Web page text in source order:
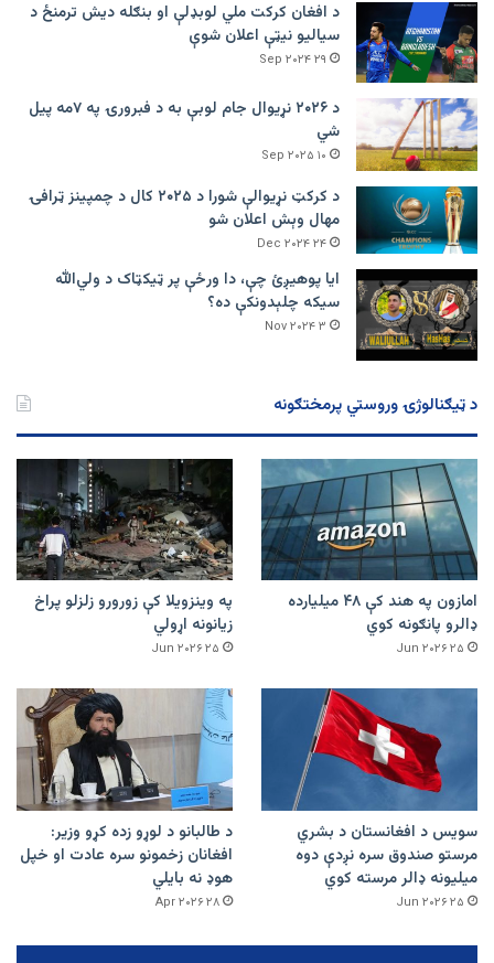
د افغان کرکت ملي لوبډلې او بنګله دیش ترمنځ د
سیالیو نیټې اعلان شوې
۲۹ Sep ۲۰۲۴
د ۲۰۲۶ نړیوال جام لوبې به د فبرورۍ په ۷مه پیل
شي
۱۰ Sep ۲۰۲۵
د کرکټ نړیوالې شورا د ۲۰۲۵ کال د چمپینز ټرافۍ
مهال وېش اعلان شو
۲۴ Dec ۲۰۲۴
ایا پوهیږئ چې، دا ورځې پر ټيکټاک د ولي‌الله
سیکه چلېدونکې ده؟
۳ Nov ۲۰۲۴
د ټیګنالوژۍ وروستي پرمختګونه
امازون په هند کې ۴۸ میلیارده
ډالرو پانګونه کوي
۲۵ Jun ۲۰۲۶
په وینزویلا کې زورورو زلزلو پراخ
زیانونه اړولي
۲۵ Jun ۲۰۲۶
سویس د افغانستان د بشري
مرستو صندوق سره نږدې دوه
میلیونه ډالر مرسته کوي
۲۵ Jun ۲۰۲۶
د طالبانو د لوړو زده کړو وزیر:
افغانان زخمونو سره عادت او خپل
هوډ نه بایلي
۲۸ Apr ۲۰۲۶